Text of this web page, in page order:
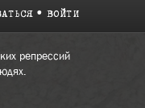
ВОЙТИ
репрессий